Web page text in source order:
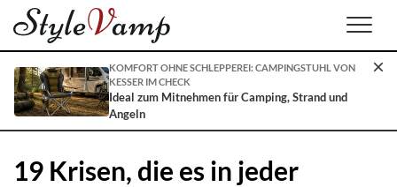
KOMFORT OHNE SCHLEPPEREI: CAMPINGSTUHL VON
KESSER IM CHECK
Ideal zum Mitnehmen für Camping, Strand und
Angeln
19 Krisen, die es in jeder